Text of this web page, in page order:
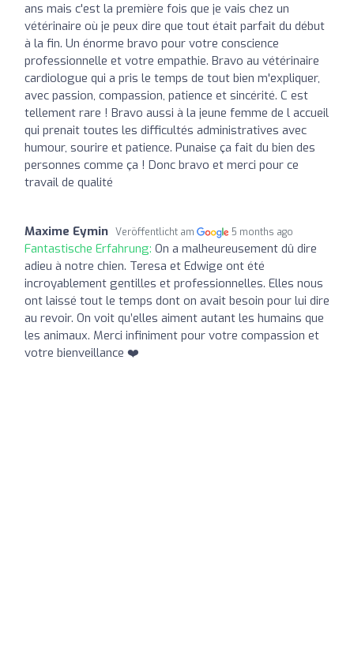
ans mais c'est la première fois que je vais chez un
vétérinaire où je peux dire que tout était parfait du début
à la fin. Un énorme bravo pour votre conscience
professionnelle et votre empathie. Bravo au vétérinaire
cardiologue qui a pris le temps de tout bien m'expliquer,
avec passion, compassion, patience et sincérité. C est
tellement rare ! Bravo aussi à la jeune femme de l accueil
qui prenait toutes les difficultés administratives avec
humour, sourire et patience. Punaise ça fait du bien des
personnes comme ça ! Donc bravo et merci pour ce
travail de qualité
Maxime Eymin Veröffentlicht am 5 months ago
Fantastische Erfahrung: On a malheureusement dû dire
adieu à notre chien. Teresa et Edwige ont été
incroyablement gentilles et professionnelles. Elles nous
ont laissé tout le temps dont on avait besoin pour lui dire
au revoir. On voit qu’elles aiment autant les humains que
les animaux. Merci infiniment pour votre compassion et
votre bienveillance ❤️